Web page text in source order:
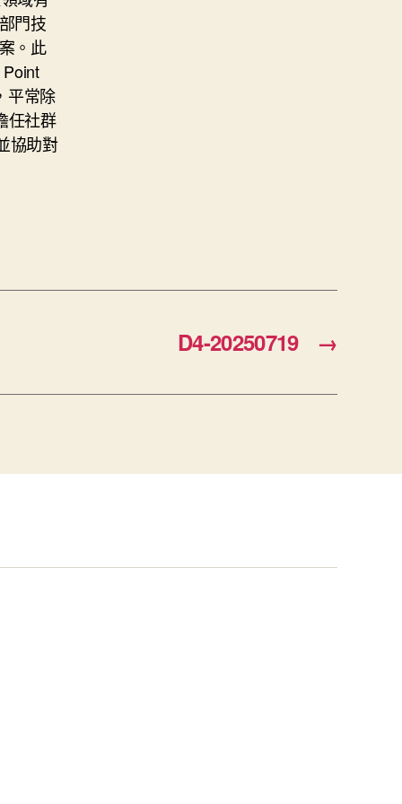
門技
。此
平常除
任社群
協助對
→
D4-20250719